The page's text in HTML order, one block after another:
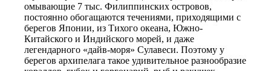
омывающие 7 тыс. Филиппинских островов,
постоянно обогащаются течениями, приходящими с
берегов Японии, из Тихого океана, Южно-
Китайского и Индийского морей, и даже
легендарного «дайв-моря» Сулавеси. Поэтому у
берегов архипелага такое удивительное разнообразие